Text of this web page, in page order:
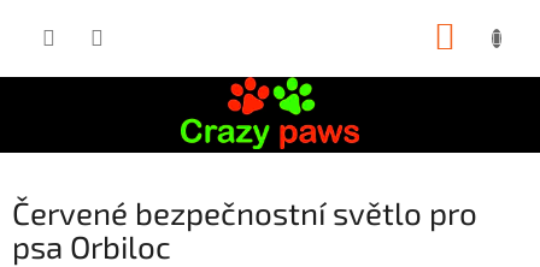
Červené bezpečnostní světlo pro
psa Orbiloc